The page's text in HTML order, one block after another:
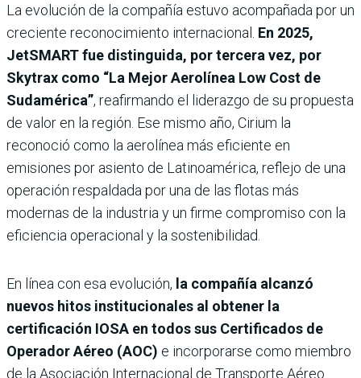
La evolución de la compañía estuvo acompañada por un
creciente reconocimiento internacional. En 2025,
JetSMART fue distinguida, por tercera vez, por
Skytrax como “La Mejor Aerolínea Low Cost de
Sudamérica”, reafirmando el liderazgo de su propuesta
de valor en la región. Ese mismo año, Cirium la
reconoció como la aerolínea más eficiente en
emisiones por asiento de Latinoamérica, reflejo de una
operación respaldada por una de las flotas más
modernas de la industria y un firme compromiso con la
eficiencia operacional y la sostenibilidad.
En línea con esa evolución, la compañía alcanzó
nuevos hitos institucionales al obtener la
certificación IOSA en todos sus Certificados de
Operador Aéreo (AOC) e incorporarse como miembro
de la Asociación Internacional de Transporte Aéreo